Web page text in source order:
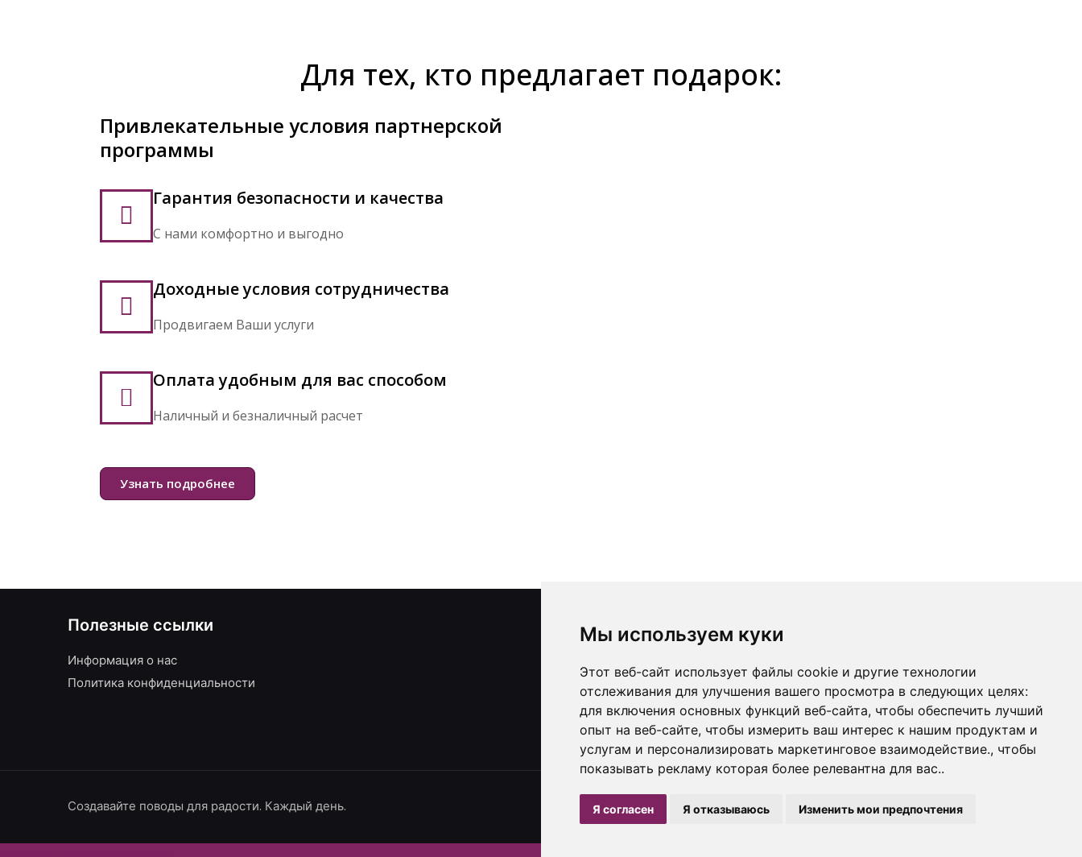
Мы используем куки
Этот веб-сайт использует файлы cookie и другие технологии
отслеживания для улучшения вашего просмотра в следующих целях:
для включения основных функций веб-сайта, чтобы обеспечить лучший
опыт на веб-сайте, чтобы измерить ваш интерес к нашим продуктам и
услугам и персонализировать маркетинговое взаимодействие., чтобы
показывать рекламу которая более релевантна для вас..
Я согласен Я отказываюсь Изменить мои предпочтения
Для тех, кто предлагает подарок:
Привлекательные условия партнерской
программы
Гарантия безопасности и качества
С нами комфортно и выгодно
Доходные условия сотрудничества
Продвигаем Ваши услуги
Оплата удобным для вас способом
Наличный и безналичный расчет
Узнать подробнее
Полезные ссылки
Информация о нас
Политика конфиденциальности
Контакты и реквизиты
+375(25)918-33-15
Создавайте поводы для радости. Каждый день.